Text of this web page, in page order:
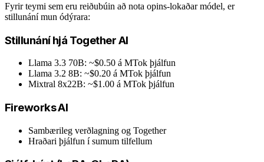
Fyrir teymi sem eru reiðubúin að nota opins-lokaðar módel, er
stillunání mun ódýrara:
Stillunání hjá Together AI
Llama 3.3 70B: ~$0.50 á MTok þjálfun
Llama 3.2 8B: ~$0.20 á MTok þjálfun
Mixtral 8x22B: ~$1.00 á MTok þjálfun
Fireworks AI
Sambærileg verðlagning og Together
Hraðari þjálfun í sumum tilfellum